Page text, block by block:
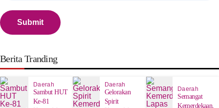
Berita Tranding
Daerah
Sambut HUT
Ke-81
Daerah
Gelorakan
Spirit
Daerah
Semangat
Kemerdekaan,